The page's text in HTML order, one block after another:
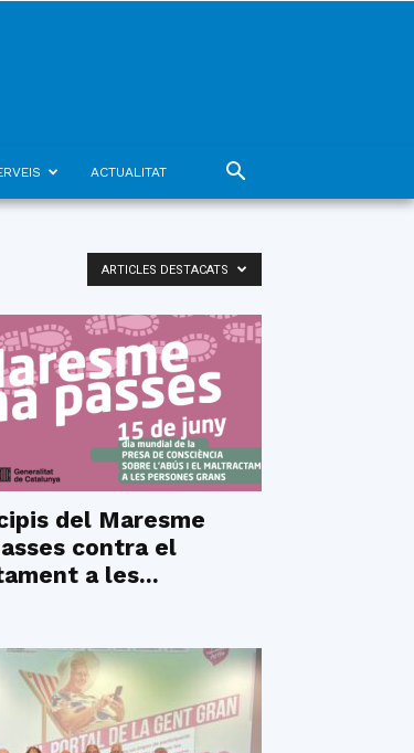
ACTUALITAT
ARTICLES DESTACATS
del Maresme
contra el
a les...